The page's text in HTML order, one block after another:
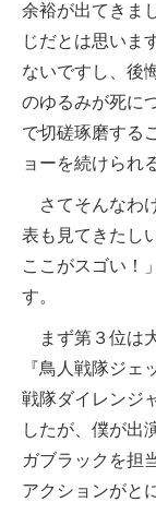
余裕が出てきま
じだとは思いま
ないですし、後
のゆるみが死に
で切磋琢磨する
ョーを続けられ
さてそんなわ
表も見てきたし
ここがスゴい！
す。
まず第３位は
『鳥人戦隊ジェ
戦隊ダイレンジ
したが、僕が出
ガブラックを担
アクションがと